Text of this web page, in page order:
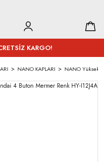
KARGO!
NANO KAPLARI NANO Yüksek